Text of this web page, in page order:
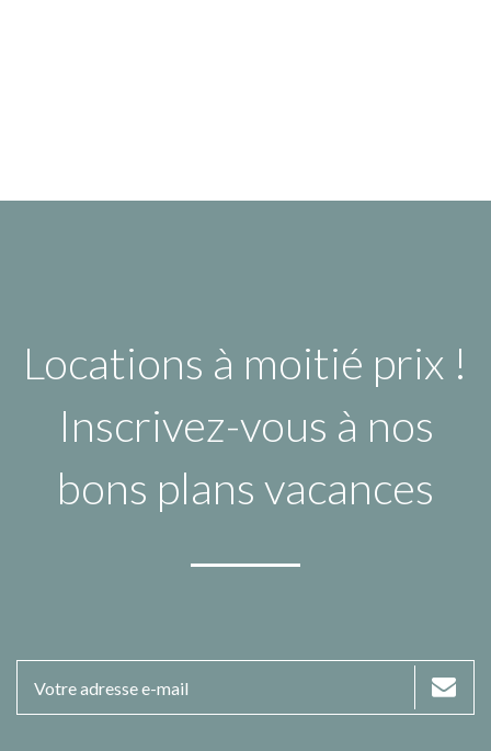
Locations à moitié prix !
Inscrivez-vous à nos
bons plans vacances